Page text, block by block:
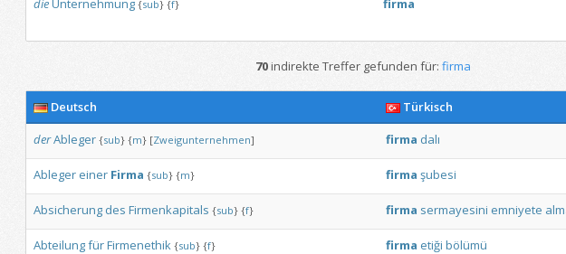
dieUnternehmung {sub} {f} firma
70indirekte Treffer gefunden für: firma
Deutsch
Türkisch
derAbleger {sub} {m}[Zweigunternehmen] firma dalı
Ableger einer Firma {sub} {m} firma şubesi
Absicherung des Firmenkapitals {sub} {f} firma sermayesini emniyete
AbteilungfürFirmenethik {sub} {f} firma etiği bölümü